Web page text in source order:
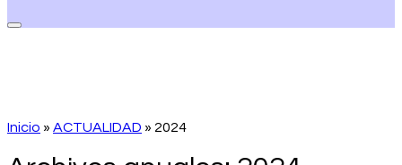
Inicio » ACTUALIDAD » 2024